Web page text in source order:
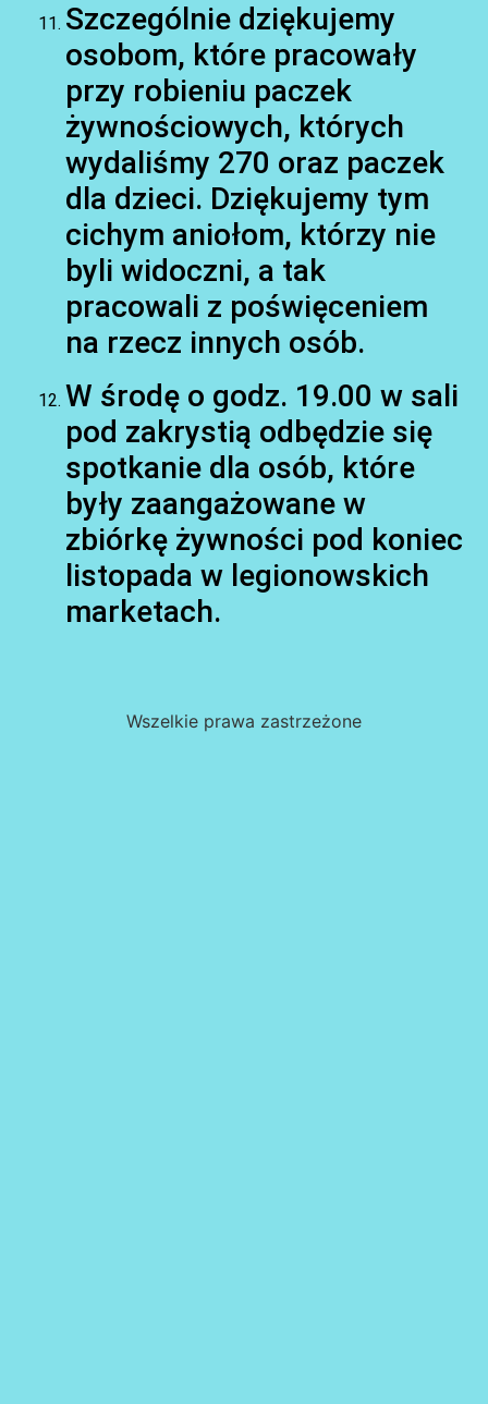
Szczególnie dziękujemy
osobom, które pracowały
przy robieniu paczek
żywnościowych, których
wydaliśmy 270 oraz paczek
dla dzieci. Dziękujemy tym
cichym aniołom, którzy nie
byli widoczni, a tak
pracowali z poświęceniem
na rzecz innych osób.
W środę o godz. 19.00 w sali
pod zakrystią odbędzie się
spotkanie dla osób, które
były zaangażowane w
zbiórkę żywności pod koniec
listopada w legionowskich
marketach.
Wszelkie prawa zastrzeżone